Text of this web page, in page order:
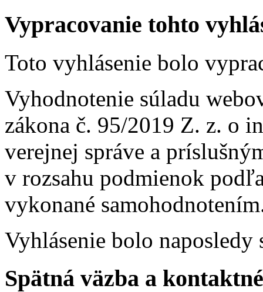
Vypracovanie tohto
Toto vyhlásenie bolo
Vyhodnotenie súladu
zákona č. 95/2019 Z. z. o
verejnej správe a
v rozsahu podmienok
vykonané
Vyhlásenie bolo
Spätná väzba a